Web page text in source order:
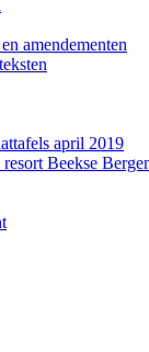
amendementen
april 2019
Beekse